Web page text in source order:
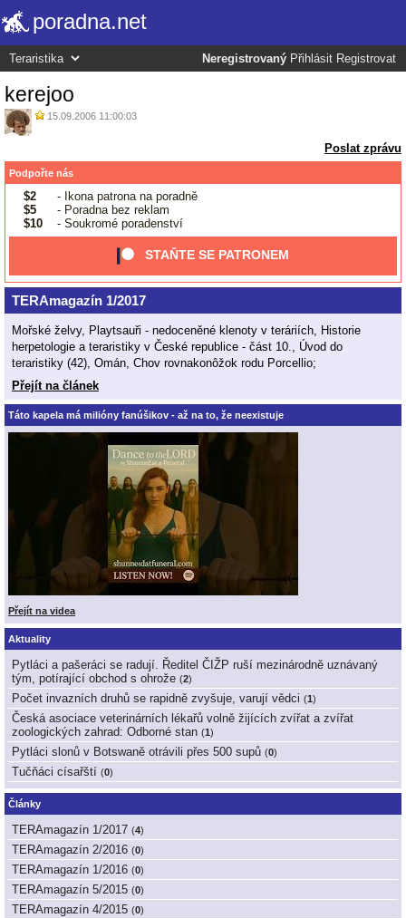
poradna.net
Neregistrovaný Přihlásit Registrovat
kerejoo
15.09.2006 11:00:03
Poslat zprávu
Podpořte nás
$2
- Ikona patrona na poradně
$5
- Poradna bez reklam
$10
- Soukromé poradenství
STAŇTE SE PATRONEM
TERAmagazín 1/2017
Mořské želvy, Playtsauři - nedoceněné klenoty v teráriích, Historie
herpetologie a teraristiky v České republice - část 10., Úvod do
teraristiky (42), Omán, Chov rovnakonôžok rodu Porcellio;
Přejít na článek
Táto kapela má milióny fanúšikov - až na to, že neexistuje
Přejít na videa
Aktuality
Pytláci a pašeráci se radují. Ředitel ČIŽP ruší mezinárodně uznávaný
tým, potírající obchod s ohrože (2)
Počet invazních druhů se rapidně zvyšuje, varují vědci (1)
Česká asociace veterinárních lékařů volně žijících zvířat a zvířat
zoologických zahrad: Odborné stan (1)
Pytláci slonů v Botswaně otrávili přes 500 supů (0)
Tučňáci císařští (0)
Články
TERAmagazín 1/2017 (4)
TERAmagazín 2/2016 (0)
TERAmagazín 1/2016 (0)
TERAmagazín 5/2015 (0)
TERAmagazín 4/2015 (0)